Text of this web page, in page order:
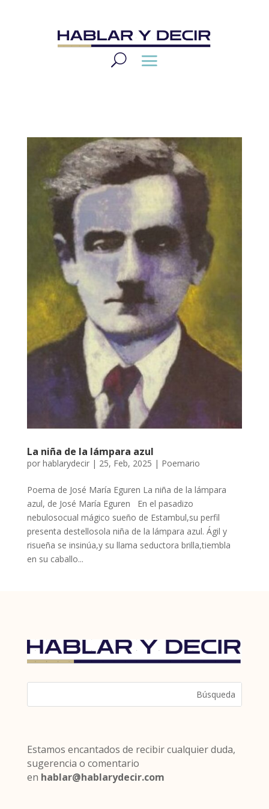
La niña de la lámpara azul
por hablarydecir| 25, Feb, 2025 | Poemario
Poema de José María Eguren La niña de la lámpara
azul, de José María Eguren En el pasadizo
nebulosocual mágico sueño de Estambul,su perfil
presenta destellosola niña de la lámpara azul. Ágil y
risueña se insinúa,y su llama seductora brilla,tiembla
en su caballo...
Estamos encantados de recibir cualquier duda,
sugerencia o comentario
en hablar@hablarydecir.com